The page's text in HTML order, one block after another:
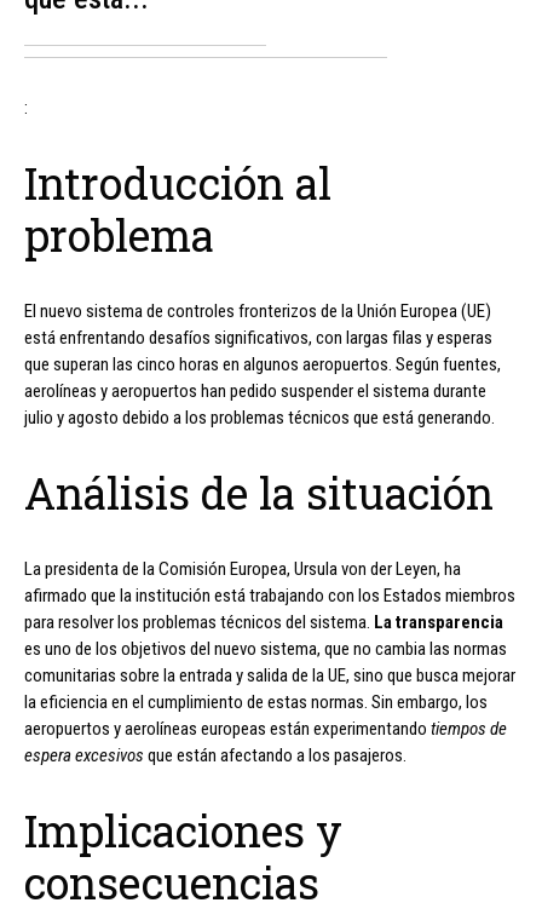
:
Introducción al
problema
El nuevo sistema de controles fronterizos de la Unión Europea (UE)
está enfrentando desafíos significativos, con largas filas y esperas
que superan las cinco horas en algunos aeropuertos. Según fuentes,
aerolíneas y aeropuertos han pedido suspender el sistema durante
julio y agosto debido a los problemas técnicos que está generando.
Análisis de la situación
La presidenta de la Comisión Europea, Ursula von der Leyen, ha
afirmado que la institución está trabajando con los Estados miembros
para resolver los problemas técnicos del sistema. La transparencia
es uno de los objetivos del nuevo sistema, que no cambia las normas
comunitarias sobre la entrada y salida de la UE, sino que busca mejorar
la eficiencia en el cumplimiento de estas normas. Sin embargo, los
aeropuertos y aerolíneas europeas están experimentando tiempos de
espera excesivos que están afectando a los pasajeros.
Implicaciones y
consecuencias